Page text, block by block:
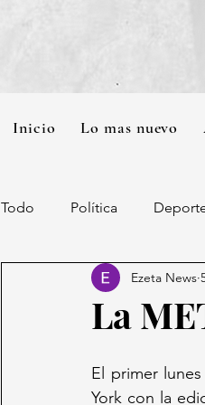
Inicio Lo mas nuevo
Todo Política
La
Ezeta News
El primer
York con la